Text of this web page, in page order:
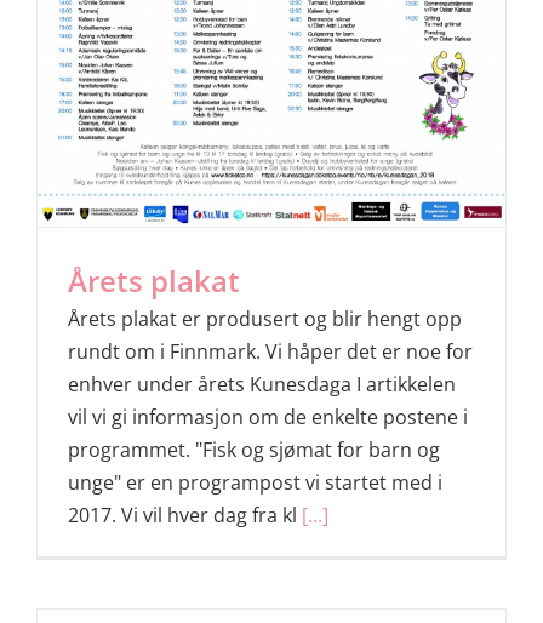
Årets plakat
Årets plakat er produsert og blir hengt opp
rundt om i Finnmark. Vi håper det er noe for
enhver under årets Kunesdaga I artikkelen
vil vi gi informasjon om de enkelte postene i
programmet. "Fisk og sjømat for barn og
unge" er en programpost vi startet med i
2017. Vi vil hver dag fra kl [...]